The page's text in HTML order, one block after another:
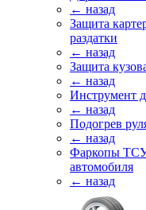
← назад
Защита
раздатки
← назад
Защита
← назад
Инструмент
← назад
Подогрев
← назад
Фаркопы ТСУ
автомобиля
← назад